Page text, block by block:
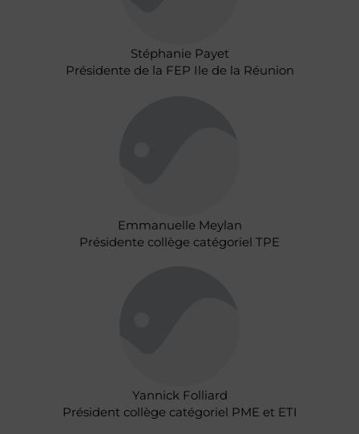
Stéphanie Payet
Présidente de la FEP Ile de la Réunion
Emmanuelle Meylan
Présidente collège catégoriel TPE
Yannick Folliard
Président collège catégoriel PME et ETI